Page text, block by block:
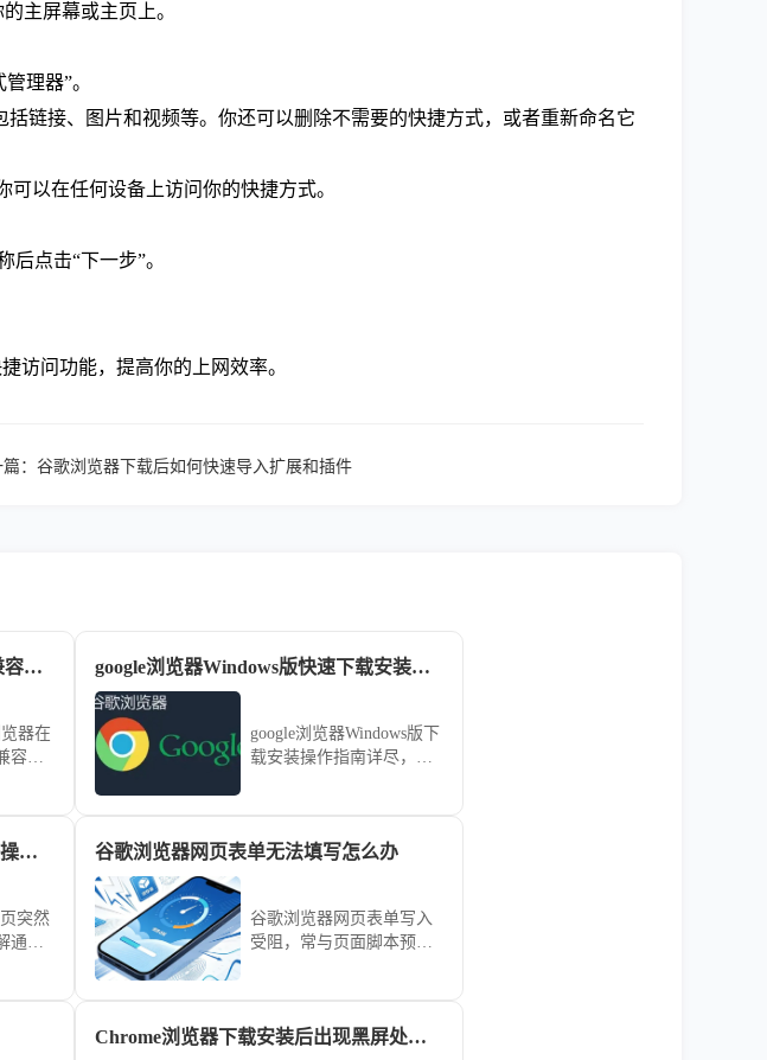
主屏幕或主页上。
理器”。
链接、图片和视频等。你还可以删除不需要的快捷方式，或者重新命名它
以在任何设备上访问你的快捷方式。
点击“下一步”。
访问功能，提高你的上网效率。
篇： 谷歌浏览器下载后如何快速导入扩展和插件
QQ 浏览器手机版谷歌浏览器网页兼容性能全面测评对比
器在
容性
类型
google浏览器Windows版快速下载安装操作指南
google浏览器Windows版下
载安装操作指南详尽，方
顺畅高效使用。
UC浏览器收藏夹数据丢失恢复完整操作步骤
突然
通过
谷歌浏览器网页表单无法填写怎么办
谷歌浏览器网页表单写入
受阻，常与页面脚本预加
您即刻找回表单填写权Chrome浏览器下载安装后出现黑屏处理教程